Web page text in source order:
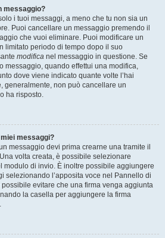
messaggio?
i tuoi messaggi, a meno che tu non sia un
Puoi cancellare un messaggio premendo il
che vuoi eliminare. Puoi modificare un
limitato periodo di tempo dopo il suo
modifica nel messaggio in questione. Se
messaggio, quando effettui una modifica,
dove viene indicato quante volte l’hai
generalmente, non può cancellare un
ha risposto.
messaggi?
messaggio devi prima crearne una tramite il
volta creata, è possibile selezionare
modulo di invio. È inoltre possibile aggiungere
selezionando l’apposita voce nel Pannello di
evitare che una firma venga aggiunta
la casella per aggiungere la firma